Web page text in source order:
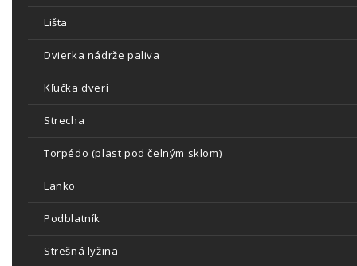
Lišta
Dvierka nádrže paliva
Kľučka dverí
Strecha
Torpédo (plast pod čelným sklom)
Lanko
Podblatník
Strešná lyžina